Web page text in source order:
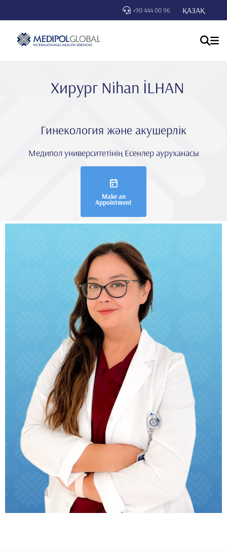
+90 444 00 96 ҚАЗАҚ
Хирург Ni̇han İLHAN
Гинекология және акушерлік
Медипол университетінің Есенлер ауруханасы
Make an
Appointment